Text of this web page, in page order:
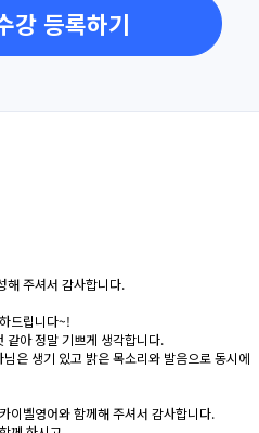
강 등록하기
해 주셔서 감사합니다.
드립니다~!
아 정말 기쁘게 생각합니다.
은 생기 있고 밝은 목소리와 발음으로 동시에
이벨영어와 함께해 주셔서 감사합니다.